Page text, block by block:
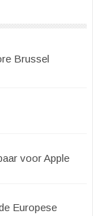
Brussel
voor Apple
Europese